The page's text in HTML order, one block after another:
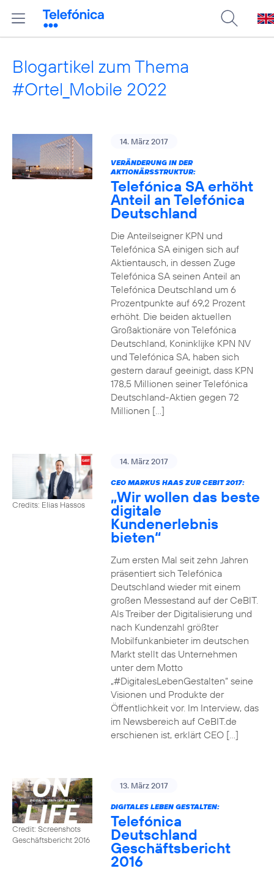
Blogartikel zum Thema
#Ortel_Mobile 2022
14. März 2017
VERÄNDERUNG IN DER
AKTIONÄRSSTRUKTUR:
Telefónica SA erhöht
Anteil an Telefónica
Deutschland
Die Anteilseigner KPN und
Telefónica SA einigen sich auf
Aktientausch, in dessen Zuge
Telefónica SA seinen Anteil an
Telefónica Deutschland um 6
Prozentpunkte auf 69,2 Prozent
erhöht. Die beiden aktuellen
Großaktionäre von Telefónica
Deutschland, Koninklijke KPN NV
und Telefónica SA, haben sich
gestern darauf geeinigt, dass KPN
178,5 Millionen seiner Telefónica
Deutschland-Aktien gegen 72
Millionen […]
Credits: Elias Hassos
14. März 2017
CEO MARKUS HAAS ZUR CEBIT 2017:
„Wir wollen das beste
digitale
Kundenerlebnis
bieten“
Zum ersten Mal seit zehn Jahren
präsentiert sich Telefónica
Deutschland wieder mit einem
großen Messestand auf der CeBIT.
Als Treiber der Digitalisierung und
nach Kundenzahl größter
Mobilfunkanbieter im deutschen
Markt stellt das Unternehmen
unter dem Motto
„#DigitalesLebenGestalten“ seine
Visionen und Produkte der
Öffentlichkeit vor. Im Interview, das
im Newsbereich auf CeBIT.de
erschienen ist, erklärt CEO […]
Credit: Screenshots
Geschäftsbericht 2016
13. März 2017
DIGITALES LEBEN GESTALTEN:
Telefónica
Deutschland
Geschäftsbericht
2016